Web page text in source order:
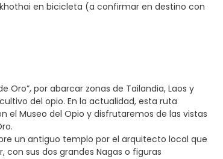
en bicicleta (a confirmar en destino con
Oro”, por abarcar zonas de Tailandia, Laos y
del opio. En la actualidad, esta ruta
el Museo del Opio y disfrutaremos de las vistas
un antiguo templo por el arquitecto local que
sus dos grandes Nagas o figuras